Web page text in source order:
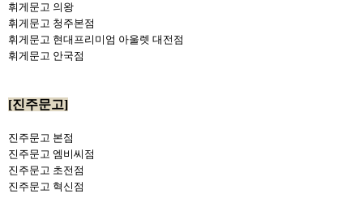
휘게문고 의왕
휘게문고 청주본점
휘게문고 현대프리미엄 아울렛 대전점
휘게문고 안국점
[진주문고]
진주문고 본점
진주문고 엠비씨점
진주문고 초전점
진주문고 혁신점